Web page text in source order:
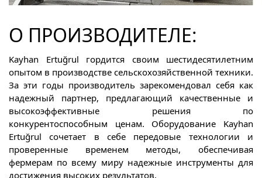
О ПРОИЗВОДИТЕЛЕ:
Kayhan Ertuğrul гордится своим шестидесятилетним
опытом в производстве сельскохозяйственной техники.
За эти годы производитель зарекомендовал себя как
надежный партнер, предлагающий качественные и
высокоэффективные решения по
конкурентоспособным ценам. Оборудование Kayhan
Ertuğrul сочетает в себе передовые технологии и
проверенные временем методы, обеспечивая
фермерам по всему миру надежные инструменты для
достижения высоких результатов.